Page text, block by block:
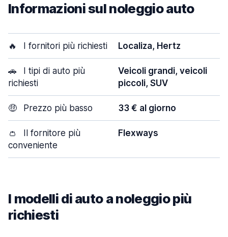
Informazioni sul noleggio auto
🔥 I fornitori più richiesti Localiza, Hertz
🚗
I tipi di auto più
richiesti
Veicoli grandi, veicoli
piccoli, SUV
🤑 Prezzo più basso 33 € al giorno
👛
Il fornitore più
conveniente
Flexways
I modelli di auto a noleggio più
richiesti